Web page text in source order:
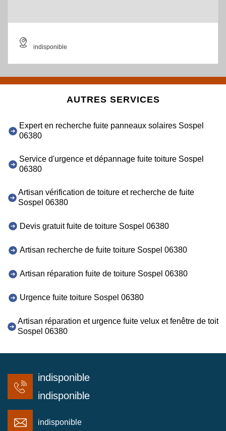
indisponible
AUTRES SERVICES
Expert en recherche fuite panneaux solaires Sospel
06380
Service d'urgence et dépannage fuite toiture Sospel
06380
Artisan vérification de toiture et recherche de fuite
Sospel 06380
Devis gratuit fuite de toiture Sospel 06380
Artisan recherche de fuite toiture Sospel 06380
Artisan réparation fuite de toiture Sospel 06380
Urgence fuite toiture Sospel 06380
Artisan réparation et urgence fuite velux et fenêtre de toit
Sospel 06380
indisponible
indisponible
indisponible